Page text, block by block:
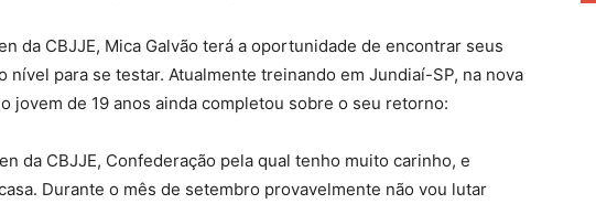
da CBJJE, Mica Galvão terá a oportunidade de encontrar seus
nível para se testar. Atualmente treinando em Jundiaí-SP, na nova
jovem de 19 anos ainda completou sobre o seu retorno:
da CBJJE, Confederação pela qual tenho muito carinho, e
Durante o mês de setembro provavelmente não vou lutar